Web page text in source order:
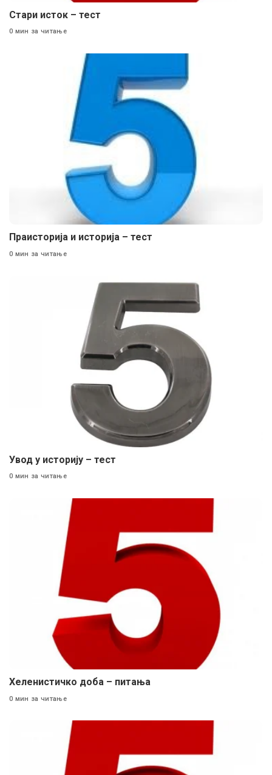
Стари исток – тест
0 мин за читање
Праисторија и историја – тест
0 мин за читање
Увод у историју – тест
0 мин за читање
Хеленистичко доба – питања
0 мин за читање